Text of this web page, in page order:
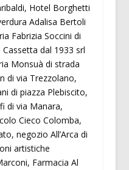
Hotel Borghetti
Adalisa Bertoli
Fabrizia Soccini di
Cassetta dal 1933 srl
Monsuà di strada
di via Trezzolano,
di piazza Plebiscito,
di via Manara,
Cieco Colomba,
negozio All’Arca di
artistiche
Farmacia Al